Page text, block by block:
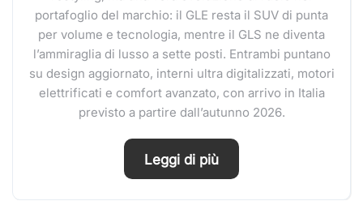
portafoglio del marchio: il GLE resta il SUV di punta
per volume e tecnologia, mentre il GLS ne diventa
l’ammiraglia di lusso a sette posti. Entrambi puntano
su design aggiornato, interni ultra digitalizzati, motori
elettrificati e comfort avanzato, con arrivo in Italia
previsto a partire dall’autunno 2026.
Leggi di più